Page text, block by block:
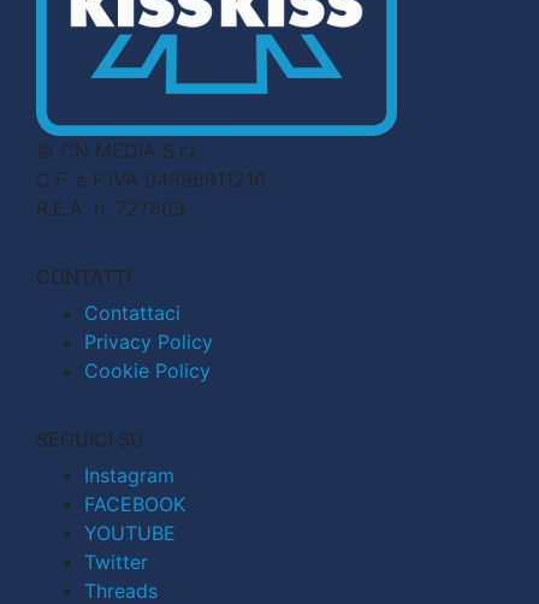
© CN MEDIA S.r.l.
C.F. e P.IVA 04998911210
R.E.A. n. 727803
CONTATTI
Contattaci
Privacy Policy
Cookie Policy
SEGUICI SU
Instagram
FACEBOOK
YOUTUBE
Twitter
Threads